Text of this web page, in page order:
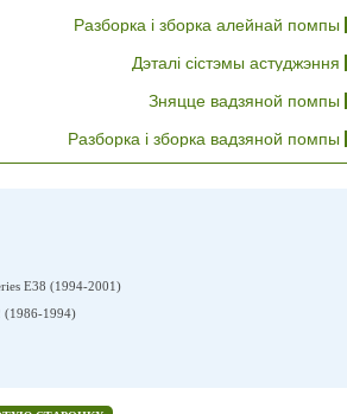
Разборка і зборка алейнай помпы
Дэталі сістэмы астуджэння
Зняцце вадзяной помпы
Разборка і зборка вадзяной помпы
E38 (1994-2001)
(1986-1994)